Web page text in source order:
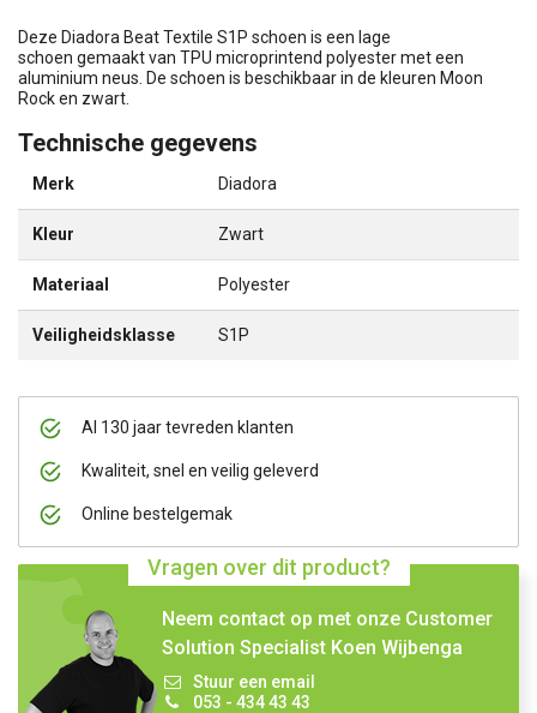
Al 130 jaar tevreden klanten
Kwaliteit, snel en veilig geleverd
Online bestelgemak
Vragen over dit product?
Neem contact op met onze Customer
Solution Specialist Koen Wijbenga
Stuur een email
053 - 434 43 43
Deze Diadora Beat Textile S1P schoen is een lage
schoen gemaakt van TPU microprintend polyester met een
aluminium neus. De schoen is beschikbaar in de kleuren Moon
Rock en zwart.
Technische gegevens
Merk Diadora
Kleur Zwart
Materiaal Polyester
Veiligheidsklasse S1P